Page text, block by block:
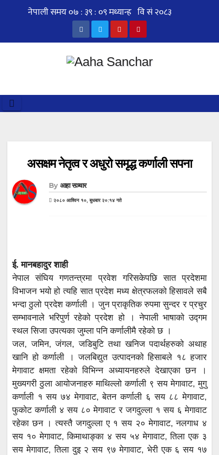
असक्षम नेतृत्व र अधुरो समृद्ध कर्णाली सपना
By आहा सञ्चार
२०८० आश्विन १०, बुधबार २०:१४ गते
ई. मानबहादुर शाही
नेपाल संघिय गणतन्त्रमा प्रवेश गरिसकेपछि सात प्रदेशमा
विभाजन भयो हो त्यहि सात प्रदेश मध्य क्षेत्रफलको हिसावले सबै
भन्दा ठुलो प्रदेश कर्णाली । जुन प्राकृतिक रुपमा सुन्दर र प्रचुर
सम्भावनाले भरिपुर्ण रहेको प्रदेश हो । नेपाली भाषाको उद्गम
स्थल सिजा उपत्यका जुम्ला पनि कर्णालीमै रहेको छ ।
जल, जमिन, जंगल, जडिबुटि तथा खनिज पदार्थहरुको अथाह
खानि हो कर्णाली । जलबिद्युत उत्पादनको हिसाबले १८ हजार
मेगावाट क्षमता रहेको विभिन्न अध्यायनहरुले देखाएका छन ।
मुख्यगरी ठुला आयोजनाहरु माथिल्लो कर्णाली ९ सय मेगावाट, मुगु
कर्णाली १ सय ७४ मेगावाट, बेतन कर्णाली ६ सय ८८ मेगावाट,
फुकोट कर्णाली ४ सय ८० मेगावाट र जगदुल्ला १ सय ६ मेगावाट
रहेका छन । त्यस्तै जगदुल्ला ए १ सय २० मेगावाट, नलगाध ४
सय १० मेगावाट, किमाथाङ्का ४ सय ५४ मेगावाट, तिला एक ३
सय मेगावाट, तिला दुइ २ सय ९७ मेगावाट, भेरी एक ६ सय १७